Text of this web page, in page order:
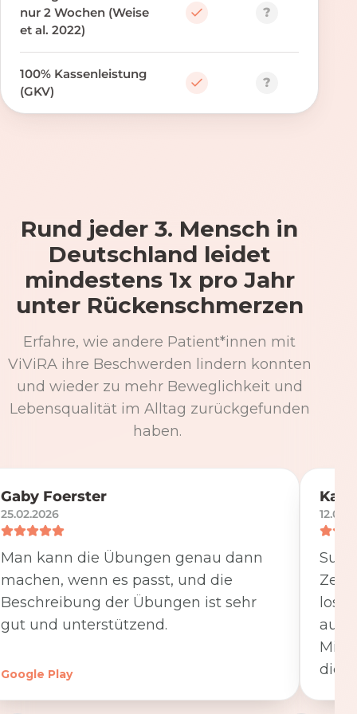
nur 2 Wochen (Weise
et al. 2022)
?
100% Kassenleistung
(GKV)
?
Rund jeder 3. Mensch in
Deutschland leidet
mindestens 1x pro Jahr
unter Rückenschmerzen
Erfahre, wie andere Patient*innen mit
ViViRA ihre Beschwerden lindern konnten
und wieder zu mehr Beweglichkeit und
Lebensqualität im Alltag zurückgefunden
haben.
Gaby Foerster
25.02.2026
Man kann die Übungen genau dann
machen, wenn es passt, und die
Beschreibung der Übungen ist sehr
gut und unterstützend.
Google Play
Zeit
die